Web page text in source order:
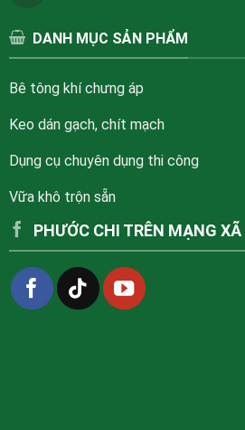
DANH MỤC SẢN PHẨM
Bê tông khí chưng áp
Keo dán gạch, chít mạch
Dụng cụ chuyên dụng thi công
Vữa khô trộn sẵn
PHƯỚC CHI TRÊN MẠNG XÃ